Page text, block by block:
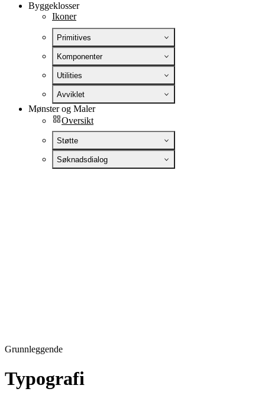
Byggeklosser
Ikoner
Primitives
Komponenter
Utilities
Avviklet
Mønster og Maler
Oversikt
Støtte
Søknadsdialog
Grunnleggende
Typografi